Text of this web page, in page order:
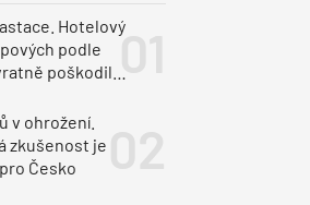
Hotelový
podle
poškodil
v ohrožení.
zkušenost je
Česko